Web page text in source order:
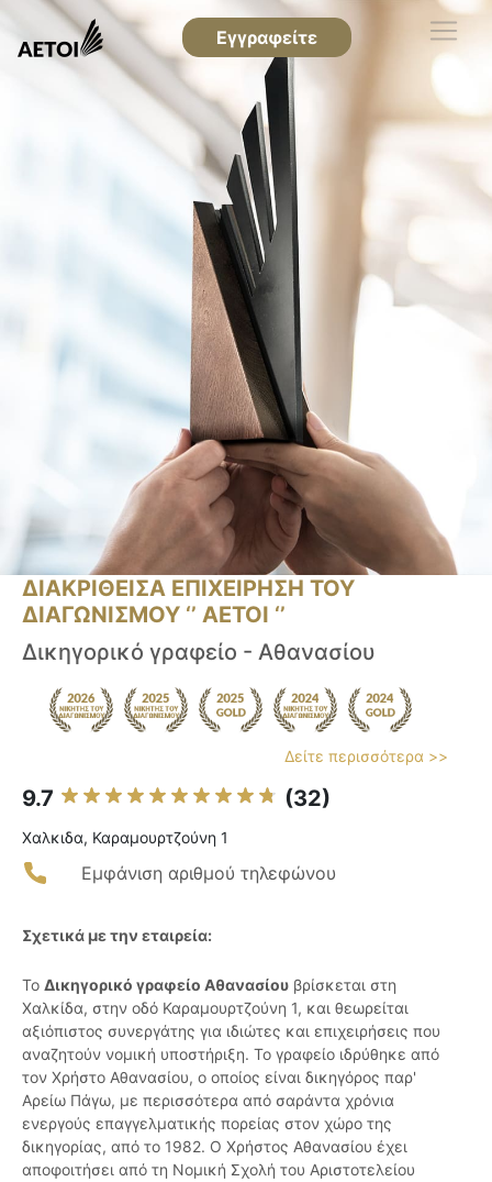
Εγγραφείτε
ΔΙΑΚΡΙΘΕΙΣΑ ΕΠΙΧΕΙΡΗΣΗ ΤΟΥ
ΔΙΑΓΩΝΙΣΜΟΥ ‘’ ΑΕΤΟΙ ‘’
Δικηγορικό γραφείο - Αθανασίου
Δείτε περισσότερα >>
9.7 (32)
Χαλκιδα, Καραμουρτζούνη 1
Εμφάνιση αριθμού τηλεφώνου
Σχετικά με την εταιρεία:
Το Δικηγορικό γραφείο Αθανασίου βρίσκεται στη
Χαλκίδα, στην οδό Καραμουρτζούνη 1, και θεωρείται
αξιόπιστος συνεργάτης για ιδιώτες και επιχειρήσεις που
αναζητούν νομική υποστήριξη. Το γραφείο ιδρύθηκε από
τον Χρήστο Αθανασίου, ο οποίος είναι δικηγόρος παρ'
Αρείω Πάγω, με περισσότερα από σαράντα χρόνια
ενεργούς επαγγελματικής πορείας στον χώρο της
δικηγορίας, από το 1982. Ο Χρήστος Αθανασίου έχει
αποφοιτήσει από τη Νομική Σχολή του Αριστοτελείου